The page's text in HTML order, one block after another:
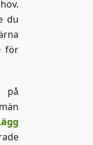
du
för
på